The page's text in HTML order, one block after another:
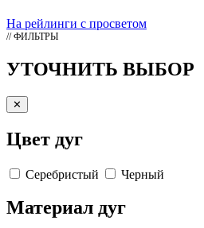
На рейлинги с просветом
// ФИЛЬТРЫ
УТОЧНИТЬ ВЫБОР
✕
Цвет дуг
Серебристый Черный
Материал дуг